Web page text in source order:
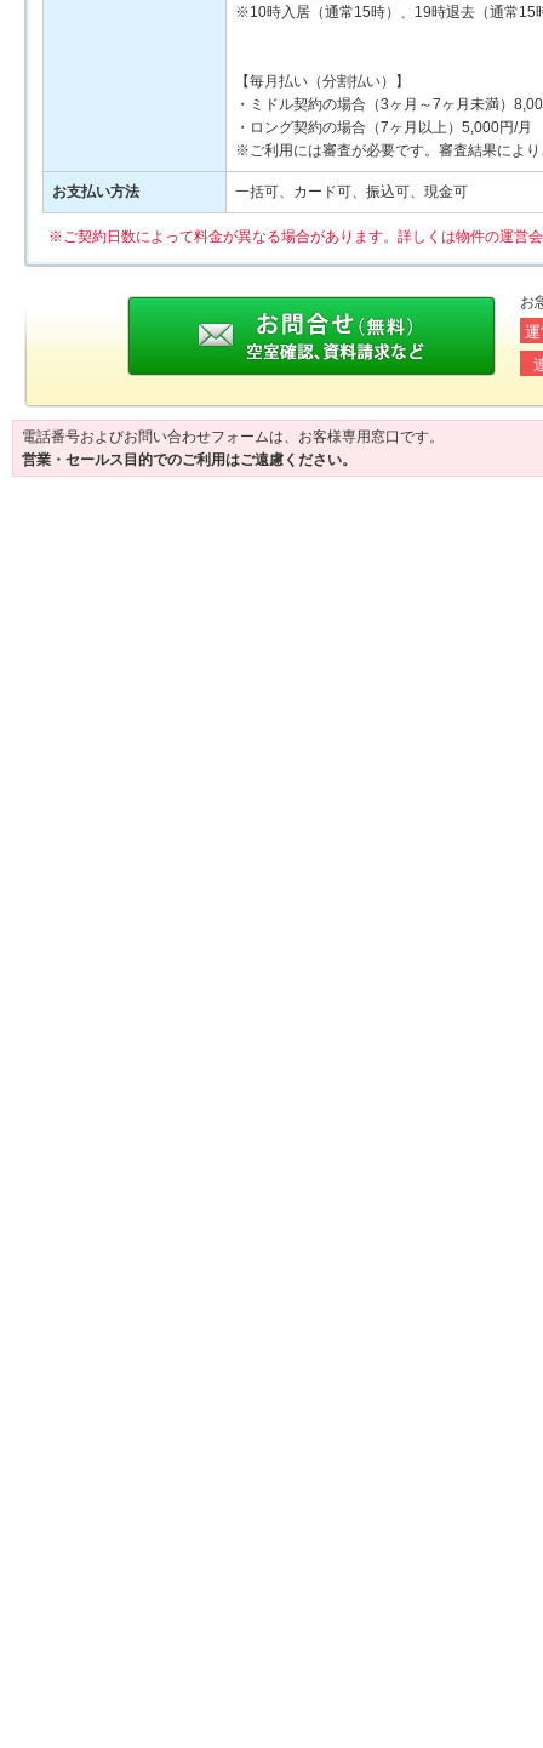
※10時入居（通常15時）、19時退去（通常15
【毎月払い（分割払い）】
・ミドル契約の場合（3ヶ月～7ヶ月未満）
・ロング契約の場合（7ヶ月以上）5,000円/月
※ご利用には審査が必要です。審査結果によ
お支払い方法 一括可、カード可、振込可、現金可
※ご契約日数によって料金が異なる場合があります。詳しくは物件の運営
お
電話番号およびお問い合わせフォームは、お客様専用窓口です。
営業・セールス目的でのご利用はご遠慮ください。